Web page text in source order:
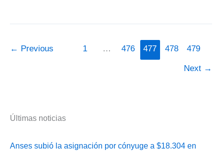
atención
← Previous 1 … 476 477 478 479
Next →
Últimas noticias
Anses subió la asignación por cónyuge a $18.304 en